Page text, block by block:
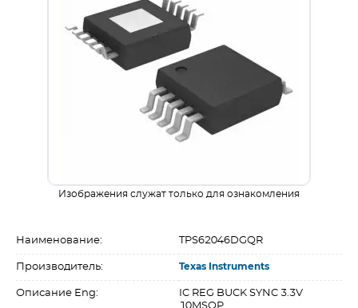
Изображения служат только для ознакомления
Наименование: TPS62046DGQR
Производитель: Texas Instruments
Описание Eng:
IC REG BUCK SYNC 3.3V